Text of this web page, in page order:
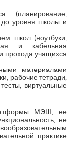
(планирование,
до уровня школы и
школ (ноутбуки,
и кабельная
прохода учащихся
материалами
рабочие тетради,
виртуальные
МЭШ, ее
не
практике